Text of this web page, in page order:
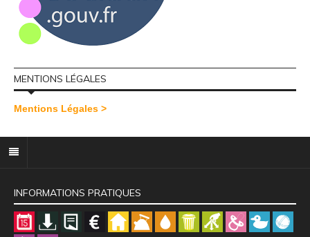
MENTIONS LÉGALES
Mentions Légales >
INFORMATIONS PRATIQUES